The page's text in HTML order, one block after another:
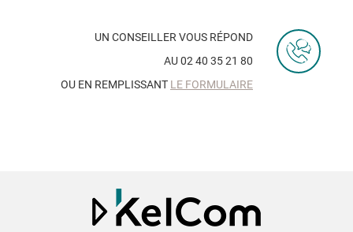
UN CONSEILLER VOUS RÉPOND
AU 02 40 35 21 80
OU EN REMPLISSANT LE FORMULAIRE